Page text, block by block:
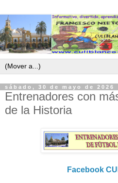
sábado, 30 de mayo de 2026
Entrenadores con
de la Historia
Facebook